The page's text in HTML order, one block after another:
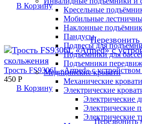
Кресельные
Мобильные
Наклонные
Пандусы
Подвесы для
Подъемники для
Подъемники
Медицинские кровати
Механические кровати
Электрические
Электрические
Электрические
Электрические
В Корзину
Трость FS9306L «Armed» с
450 Р
В Корзину
Перезвонить